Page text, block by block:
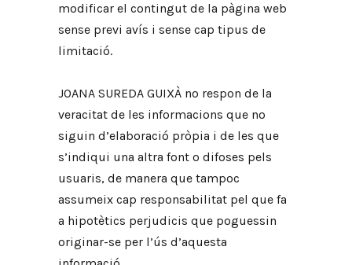
modificar el contingut de la pàgina web
sense previ avís i sense cap tipus de
limitació.
JOANA SUREDA GUIXÀ no respon de la
veracitat de les informacions que no
siguin d’elaboració pròpia i de les que
s’indiqui una altra font o difoses pels
usuaris, de manera que tampoc
assumeix cap responsabilitat pel que fa
a hipotètics perjudicis que poguessin
originar-se per l’ús d’aquesta